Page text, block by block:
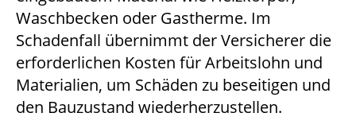
Waschbecken oder Gastherme. Im
Schadenfall übernimmt der Versicherer die
erforderlichen Kosten für Arbeitslohn und
Materialien, um Schäden zu beseitigen und
den Bauzustand wiederherzustellen.